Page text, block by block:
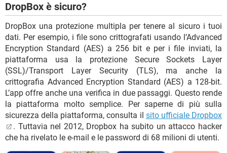
DropBox è sicuro?
DropBox una protezione multipla per tenere al sicuro i tuoi
dati. Per esempio, i file sono crittografati usando l’Advanced
Encryption Standard (AES) a 256 bit e per i file inviati, la
piattaforma usa la protezione Secure Sockets Layer
(SSL)/Transport Layer Security (TLS), ma anche la
crittografia Advanced Encryption Standard (AES) a 128-bit.
L’app offre anche una verifica in due passaggi. Questo rende
la piattaforma molto semplice. Per saperne di più sulla
sicurezza della piattaforma, consulta il sito ufficiale Dropbox
. Tuttavia nel 2012, Dropbox ha subito un attacco hacker
che ha rivelato le e-mail e le password di 68 milioni di utenti.